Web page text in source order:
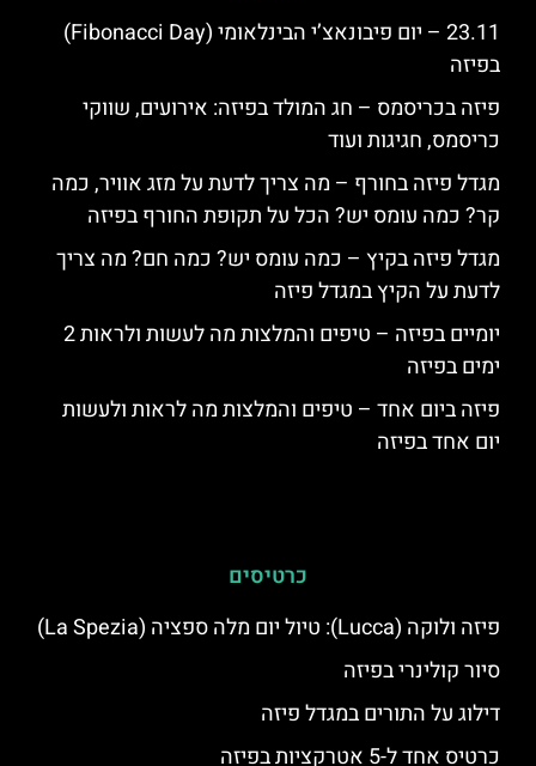
23.11 – יום פיבונאצ’י הבינלאומי (Fibonacci Day)
בפיזה
פיזה בכריסמס – חג המולד בפיזה: אירועים, שווקי
כריסמס, חגיגות ועוד
מגדל פיזה בחורף – מה צריך לדעת על מזג אוויר, כמה
קר? כמה עומס יש? הכל על תקופת החורף בפיזה
מגדל פיזה בקיץ – כמה עומס יש? כמה חם? מה צריך
לדעת על הקיץ במגדל פיזה
יומיים בפיזה – טיפים והמלצות מה לעשות ולראות 2
ימים בפיזה
פיזה ביום אחד – טיפים והמלצות מה לראות ולעשות
יום אחד בפיזה
כרטיסים
פיזה ולוקה (Lucca): טיול יום מלה ספציה (La Spezia)
סיור קולינרי בפיזה
דילוג על התורים במגדל פיזה
כרטיס אחד ל-5 אטרקציות בפיזה